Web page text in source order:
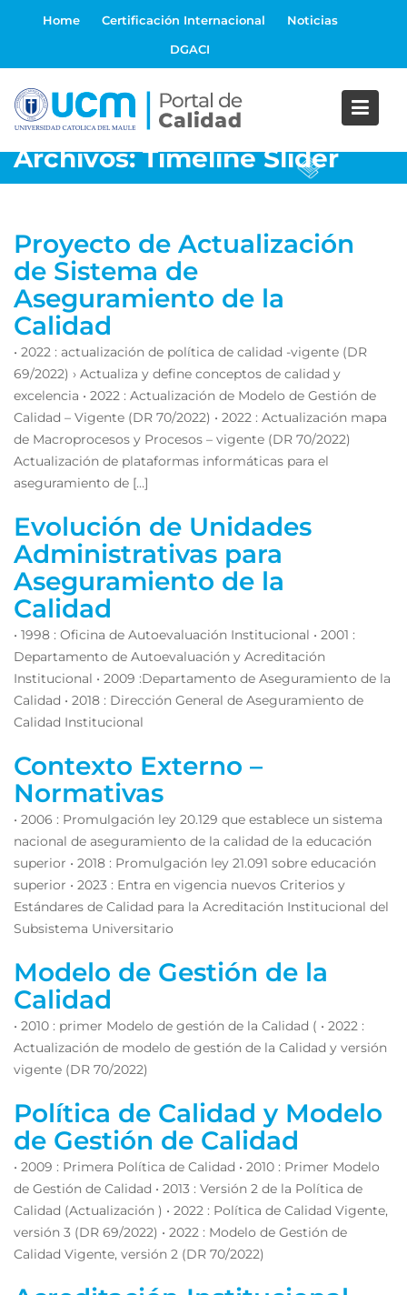
c
Home Certificación Internacional
Noticias
DGACI
Archivos:Timeline Slider
Proyecto de Actualización
de Sistema de
Aseguramiento de la
Calidad
• 2022 : actualización de política de calidad -vigente (DR
69/2022) › Actualiza y define conceptos de calidad y
excelencia • 2022 : Actualización de Modelo de Gestión de
Calidad – Vigente (DR 70/2022) • 2022 : Actualización mapa
de Macroprocesos y Procesos – vigente (DR 70/2022)
Actualización de plataformas informáticas para el
aseguramiento de […]
Evolución de Unidades
Administrativas para
Aseguramiento de la
Calidad
• 1998 : Oficina de Autoevaluación Institucional • 2001 :
Departamento de Autoevaluación y Acreditación
Institucional • 2009 :Departamento de Aseguramiento de la
Calidad • 2018 : Dirección General de Aseguramiento de
Calidad Institucional
Contexto Externo –
Normativas
• 2006 : Promulgación ley 20.129 que establece un sistema
nacional de aseguramiento de la calidad de la educación
superior • 2018 : Promulgación ley 21.091 sobre educación
superior • 2023 : Entra en vigencia nuevos Criterios y
Estándares de Calidad para la Acreditación Institucional del
Subsistema Universitario
Modelo de Gestión de la
Calidad
• 2010 : primer Modelo de gestión de la Calidad ( • 2022 :
Actualización de modelo de gestión de la Calidad y versión
vigente (DR 70/2022)
Política de Calidad y Modelo
de Gestión de Calidad
• 2009 : Primera Política de Calidad • 2010 : Primer Modelo
de Gestión de Calidad • 2013 : Versión 2 de la Política de
Calidad (Actualización ) • 2022 : Política de Calidad Vigente,
versión 3 (DR 69/2022) • 2022 : Modelo de Gestión de
Calidad Vigente, versión 2 (DR 70/2022)